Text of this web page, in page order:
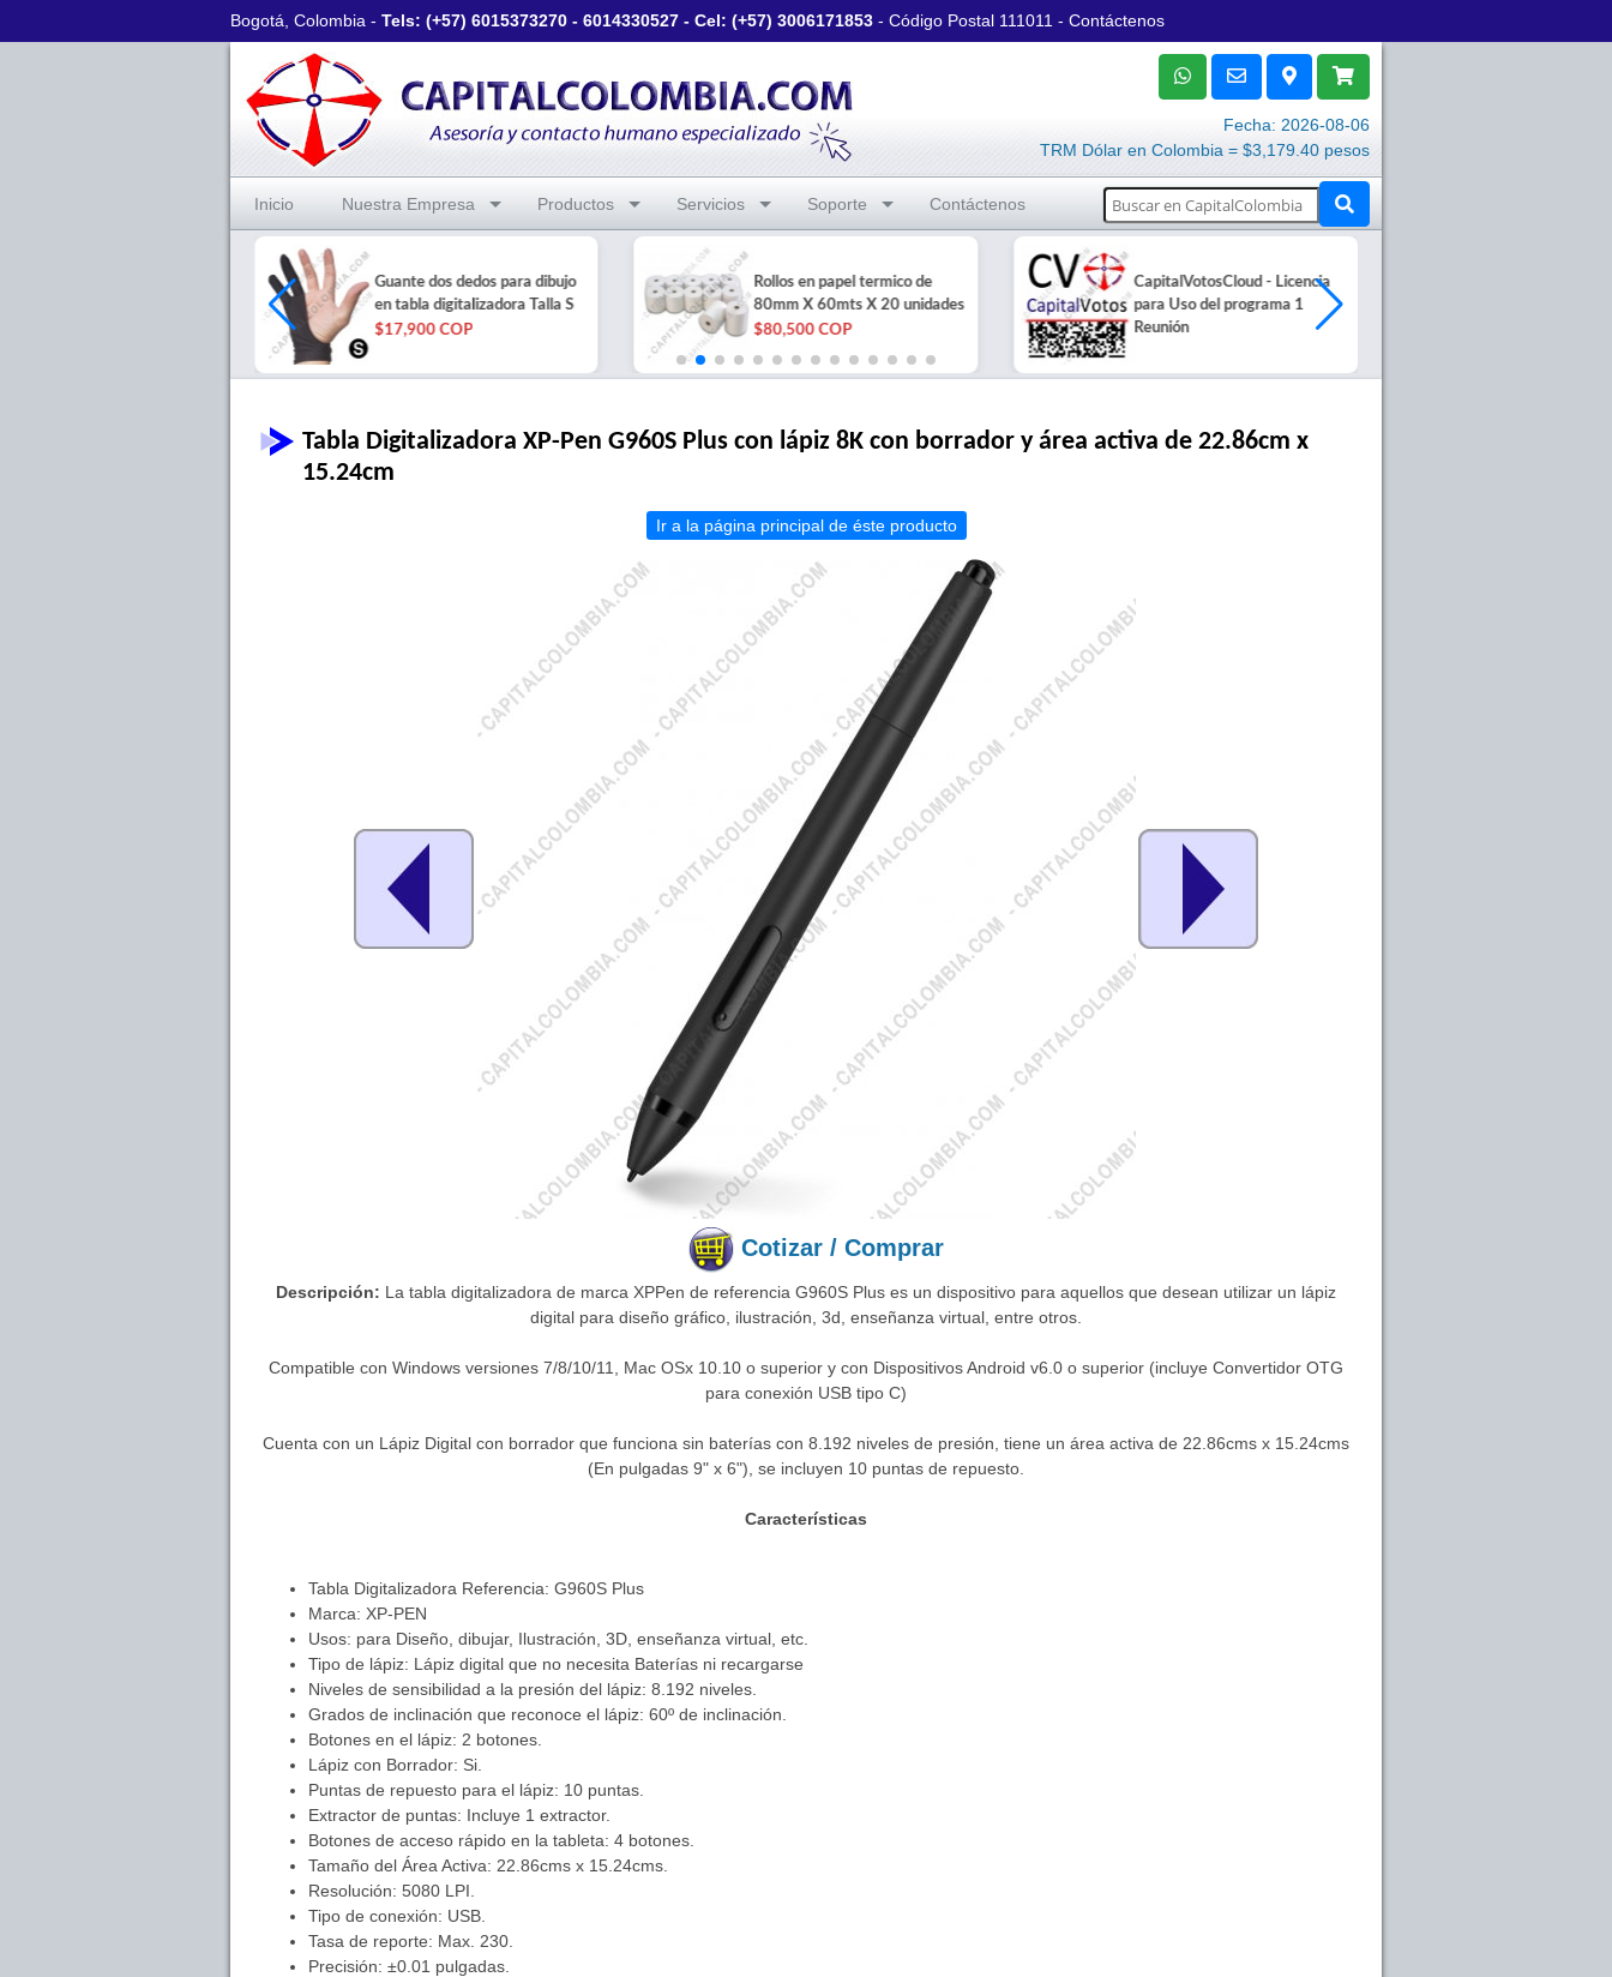
Bogotá, Colombia - Tels: (+57) 6015373270 - 6014330527 - Cel: (+57) 3006171853 - Código Postal 111011 - Contáctenos
Fecha: 2026-08-06
TRM Dólar en Colombia = $3,179.40 pesos
Inicio Nuestra Empresa Productos Servicios Soporte Contáctenos
Guante dos dedos para dibujo
en tabla digitalizadora Talla S
$17,900 COP
Rollos en papel termico de
80mm X 60mts X 20 unidades
$80,500 COP
CapitalVotosCloud - Licencia
para Uso del programa 1
Reunión
Tabla Digitalizadora XP-Pen G960S Plus con lápiz 8K con borrador y área activa de 22.86cm x
15.24cm
Ir a la página principal de éste producto
Cotizar / Comprar
Descripción: La tabla digitalizadora de marca XPPen de referencia G960S Plus es un dispositivo para aquellos que desean utilizar un lápiz
digital para diseño gráfico, ilustración, 3d, enseñanza virtual, entre otros.
Compatible con Windows versiones 7/8/10/11, Mac OSx 10.10 o superior y con Dispositivos Android v6.0 o superior (incluye Convertidor OTG
para conexión USB tipo C)
Cuenta con un Lápiz Digital con borrador que funciona sin baterías con 8.192 niveles de presión, tiene un área activa de 22.86cms x 15.24cms
(En pulgadas 9" x 6"), se incluyen 10 puntas de repuesto.
Características
Tabla Digitalizadora Referencia: G960S Plus
Marca: XP-PEN
Usos: para Diseño, dibujar, Ilustración, 3D, enseñanza virtual, etc.
Tipo de lápiz: Lápiz digital que no necesita Baterías ni recargarse
Niveles de sensibilidad a la presión del lápiz: 8.192 niveles.
Grados de inclinación que reconoce el lápiz: 60º de inclinación.
Botones en el lápiz: 2 botones.
Lápiz con Borrador: Si.
Puntas de repuesto para el lápiz: 10 puntas.
Extractor de puntas: Incluye 1 extractor.
Botones de acceso rápido en la tableta: 4 botones.
Tamaño del Área Activa: 22.86cms x 15.24cms.
Resolución: 5080 LPI.
Tipo de conexión: USB.
Tasa de reporte: Max. 230.
Precisión: ±0.01 pulgadas.